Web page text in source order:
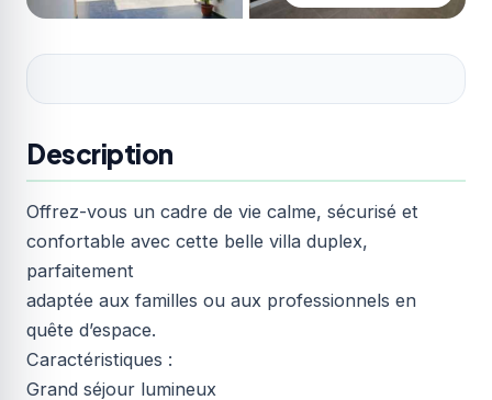
Description
Offrez-vous un cadre de vie calme, sécurisé et
confortable avec cette belle villa duplex,
parfaitement
adaptée aux familles ou aux professionnels en
quête d’espace.
Caractéristiques :
Grand séjour lumineux